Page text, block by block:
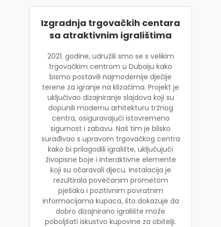
Izgradnja trgovačkih centara
sa atraktivnim igralištima
2021. godine, udružili smo se s velikim
trgovačkim centrom u Dubaiju kako
bismo postavili najmodernije dječije
terene za igranje na klizačima. Projekt je
uključivao dizajniranje slajdova koji su
dopunili modernu arhitekturu tržnog
centra, osiguravajući istovremeno
sigurnost i zabavu. Naš tim je blisko
surađivao s upravom trgovačkog centra
kako bi prilagodili igralište, uključujući
živopisne boje i interaktivne elemente
koji su očaravali djecu. Instalacija je
rezultirala povećanim prometom
pješaka i pozitivnim povratnim
informacijama kupaca, što dokazuje da
dobro dizajnirano igralište može
poboljšati iskustvo kupovine za obitelji.